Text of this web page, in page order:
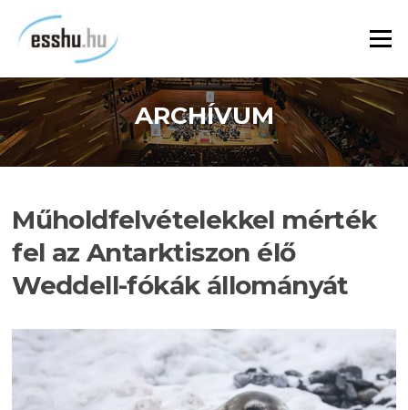
tartalomra
Menü
ARCHÍVUM
Műholdfelvételekkel mérték
fel az Antarktiszon élő
Weddell-fókák állományát